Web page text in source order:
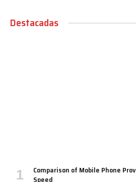
Destacadas
Comparison of Mobile Phone
Speed